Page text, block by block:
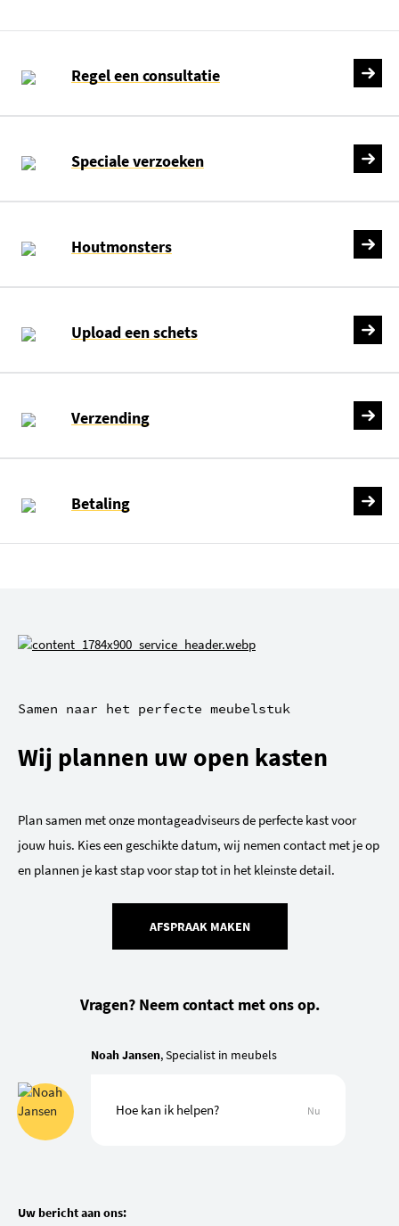
Regel een consultatie
Speciale verzoeken
Houtmonsters
Upload een schets
Verzending
Betaling
Samen naar het perfecte meubelstuk
Wij plannen uw open kasten
Plan samen met onze montageadviseurs de perfecte kast voor
jouw huis. Kies een geschikte datum, wij nemen contact met je op
en plannen je kast stap voor stap tot in het kleinste detail.
AFSPRAAK MAKEN
Vragen? Neem contact met ons op.
Noah Jansen, Specialist in meubels
Hoe kan ik helpen? Nu
Uw bericht aan ons: